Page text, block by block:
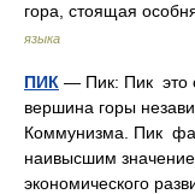
гора, стоящая
языка
ПИК — Пик: Пик это
вершина горы
Коммунизма. Пик
наивысшим
экономического